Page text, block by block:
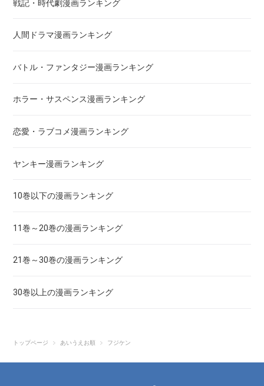
アポカリプスの砦
戦記・時代劇漫画ランキング
人間ドラマ漫画ランキング
バトル・ファンタジー漫画ランキング
ホラー・サスペンス漫画ランキング
恋愛・ラブコメ漫画ランキング
ヤンキー漫画ランキング
10巻以下の漫画ランキング
11巻～20巻の漫画ランキング
21巻～30巻の漫画ランキング
30巻以上の漫画ランキング
トップページ あいうえお順 フジケン